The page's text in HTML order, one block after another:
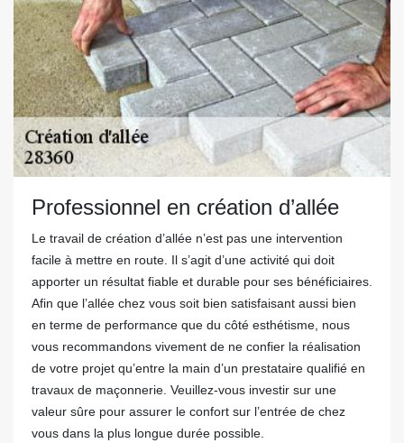
Professionnel en création d’allée
Le travail de création d’allée n’est pas une intervention
facile à mettre en route. Il s’agit d’une activité qui doit
apporter un résultat fiable et durable pour ses bénéficiaires.
Afin que l’allée chez vous soit bien satisfaisant aussi bien
en terme de performance que du côté esthétisme, nous
vous recommandons vivement de ne confier la réalisation
de votre projet qu’entre la main d’un prestataire qualifié en
travaux de maçonnerie. Veuillez-vous investir sur une
valeur sûre pour assurer le confort sur l’entrée de chez
vous dans la plus longue durée possible.